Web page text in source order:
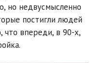
но недвусмысленно
постигли людей
что впереди, в 90-х,